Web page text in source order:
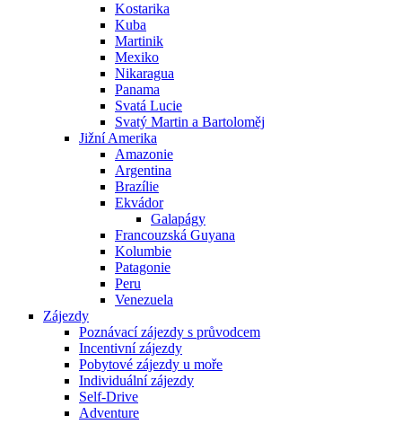
Kostarika
Kuba
Martinik
Mexiko
Nikaragua
Panama
Svatá Lucie
Svatý Martin a Bartoloměj
Jižní Amerika
Amazonie
Argentina
Brazílie
Ekvádor
Galapágy
Francouzská Guyana
Kolumbie
Patagonie
Peru
Venezuela
Zájezdy
Poznávací zájezdy s průvodcem
Incentivní zájezdy
Pobytové zájezdy u moře
Individuální zájezdy
Self-Drive
Adventure